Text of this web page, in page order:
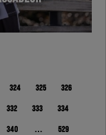
324 325 326
332 333 334
340 … 529